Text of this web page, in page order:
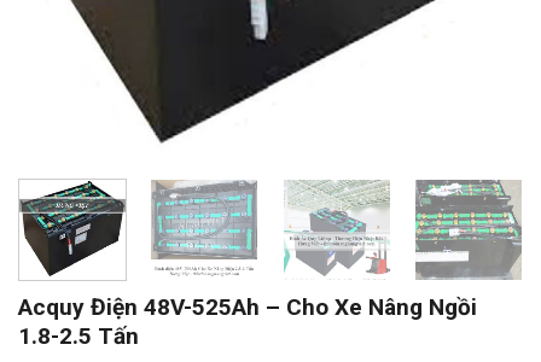
Acquy Điện 48V-525Ah – Cho Xe Nâng Ngồi
1.8-2.5 Tấn